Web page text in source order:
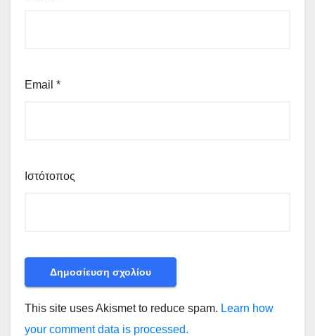
Email *
Ιστότοπος
This site uses Akismet to reduce spam. Learn how
your comment data is processed.